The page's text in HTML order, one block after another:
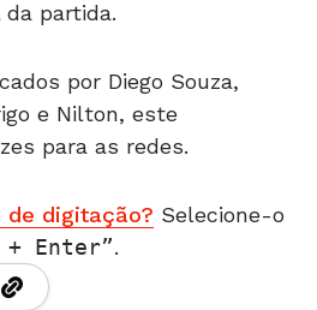
partida.
por Diego Souza,
e Nilton, este
para as redes.
de digitação? Selecione-o
Enter .